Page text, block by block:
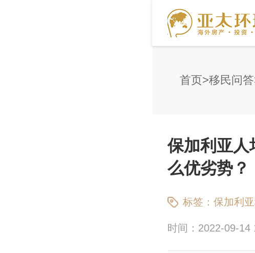
首页 移民问答
保加利亚人
么优劣势？
标签： 保加利
时间：2022-09-14